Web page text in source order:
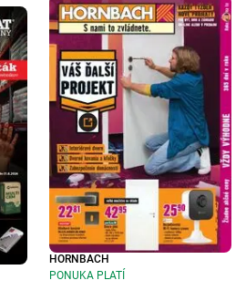
HORNBACH
PONUKA PLATÍ